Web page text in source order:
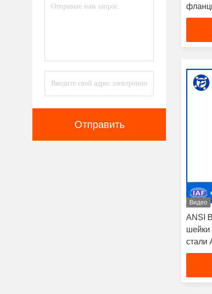
Отправить
Видео
ANSI
шейки
стали